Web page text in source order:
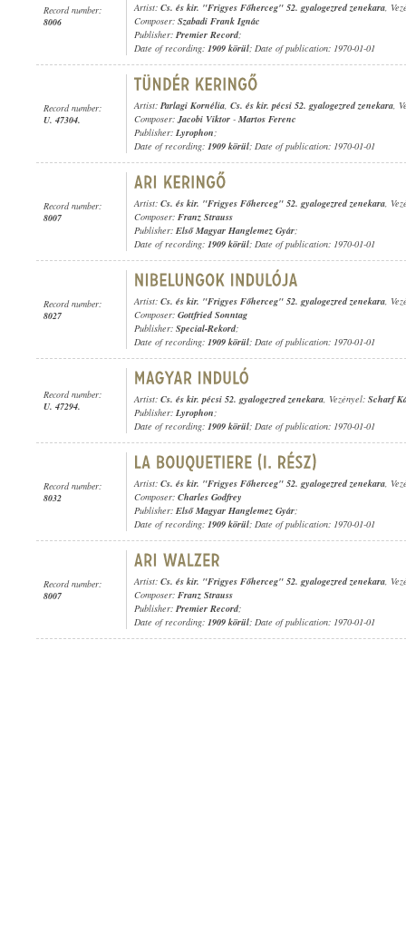
Record number:
8006
Artist: Cs. és kir. "Frigyes Főherceg" 52. gyalogezred zenekara,
Composer: Szabadi Frank Ignác
Publisher: Premier Record;
Date of recording: 1909 körül; Date of publication: 1970-01-01
Record number:
U. 47304.
Artist: Parlagi Kornélia, Cs. és kir. pécsi 52. gyalogezred zenekara,
Composer:Jacobi Viktor - Martos Ferenc
Publisher: Lyrophon;
Date of recording: 1909 körül; Date of publication: 1970-01-01
Record number:
8007
Artist: Cs. és kir. "Frigyes Főherceg" 52. gyalogezred zenekara,
Composer: Franz Strauss
Publisher: Első Magyar Hanglemez Gyár;
Date of recording: 1909 körül; Date of publication: 1970-01-01
Record number:
8027
Artist: Cs. és kir. "Frigyes Főherceg" 52. gyalogezred zenekara,
Composer: Gottfried Sonntag
Publisher: Special-Rekord;
Date of recording: 1909 körül; Date of publication: 1970-01-01
Record number:
U. 47294.
Artist: Cs. és kir. pécsi 52. gyalogezred zenekara, Vezényel: Scharf
Publisher: Lyrophon;
Date of recording: 1909 körül; Date of publication: 1970-01-01
Record number:
8032
Artist: Cs. és kir. "Frigyes Főherceg" 52. gyalogezred zenekara,
Composer: Charles Godfrey
Publisher: Első Magyar Hanglemez Gyár;
Date of recording: 1909 körül; Date of publication: 1970-01-01
Record number:
8007
Artist: Cs. és kir. "Frigyes Főherceg" 52. gyalogezred zenekara,
Composer: Franz Strauss
Publisher: Premier Record;
Date of recording: 1909 körül; Date of publication: 1970-01-01